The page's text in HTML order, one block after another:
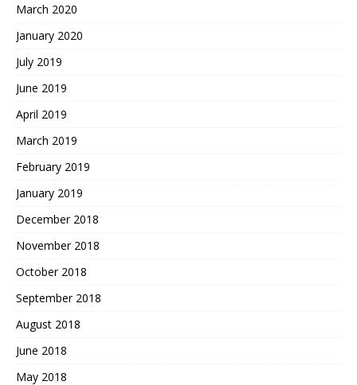
March 2020
January 2020
July 2019
June 2019
April 2019
March 2019
February 2019
January 2019
December 2018
November 2018
October 2018
September 2018
August 2018
June 2018
May 2018